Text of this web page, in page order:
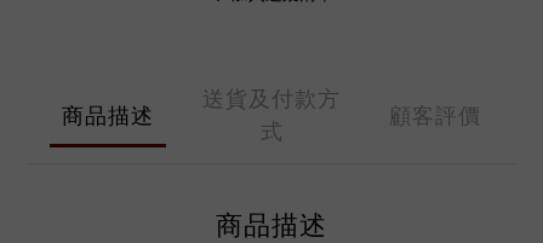
商品描述
送貨及付款方
式
顧客評價
商品描述